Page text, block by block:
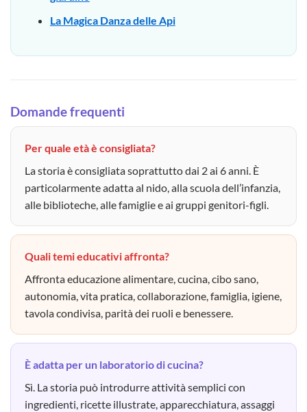
La Magica Danza delle Api
Domande frequenti
Per quale età è consigliata?
La storia è consigliata soprattutto dai 2 ai 6 anni. È
particolarmente adatta al nido, alla scuola dell’infanzia,
alle biblioteche, alle famiglie e ai gruppi genitori-figli.
Quali temi educativi affronta?
Affronta educazione alimentare, cucina, cibo sano,
autonomia, vita pratica, collaborazione, famiglia, igiene,
tavola condivisa, parità dei ruoli e benessere.
È adatta per un laboratorio di cucina?
Sì. La storia può introdurre attività semplici con
ingredienti, ricette illustrate, apparecchiatura, assaggi